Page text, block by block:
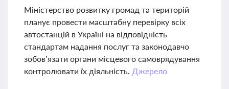
Міністерство розвитку громад та територій
планує провести масштабну перевірку всіх
автостанцій в Україні на відповідність
стандартам надання послуг та законодавчо
зобов’язати органи місцевого самоврядування
контролювати їх діяльність. Джерело